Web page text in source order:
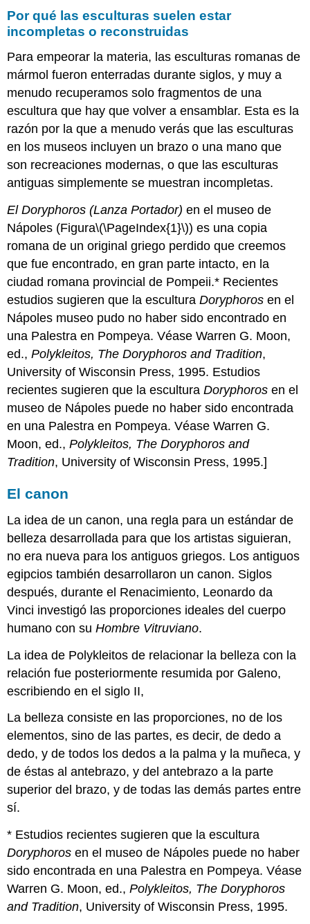
friso
Escultura
frontón
Pintura
en
época
clásica
alta
Pintura
Panel
Pintura
de
Tumba
Alejandro
Magno
Mosaico
Alexander
Por qué las esculturas suelen estar
incompletas o reconstruidas
Para empeorar la materia, las esculturas romanas de
mármol fueron enterradas durante siglos, y muy a
menudo recuperamos solo fragmentos de una
escultura que hay que volver a ensamblar. Esta es la
razón por la que a menudo verás que las esculturas
en los museos incluyen un brazo o una mano que
son recreaciones modernas, o que las esculturas
antiguas simplemente se muestran incompletas.
El Doryphoros (Lanza Portador) en el museo de
Nápoles (Figura\(\PageIndex{1}\)) es una copia
romana de un original griego perdido que creemos
que fue encontrado, en gran parte intacto, en la
ciudad romana provincial de Pompeii.* Recientes
estudios sugieren que la esculturaDoryphoros en el
Nápoles museo pudo no haber sido encontrado en
una Palestra en Pompeya. Véase Warren G. Moon,
ed.,Polykleitos, The Doryphoros and Tradition,
University of Wisconsin Press, 1995. Estudios
recientes sugieren que la esculturaDoryphoros en el
museo de Nápoles puede no haber sido encontrada
en una Palestra en Pompeya. Véase Warren G.
Moon, ed.,Polykleitos, The Doryphoros and
Tradition, University of Wisconsin Press, 1995.]
El canon
La idea de un canon, una regla para un estándar de
belleza desarrollada para que los artistas siguieran,
no era nueva para los antiguos griegos. Los antiguos
egipcios también desarrollaron un canon. Siglos
después, durante el Renacimiento, Leonardo da
Vinci investigó las proporciones ideales del cuerpo
humano con suHombre Vitruviano.
La idea de Polykleitos de relacionar la belleza con la
relación fue posteriormente resumida por Galeno,
escribiendo en el siglo II,
La belleza consiste en las proporciones, no de los
elementos, sino de las partes, es decir, de dedo a
dedo, y de todos los dedos a la palma y la muñeca, y
de éstas al antebrazo, y del antebrazo a la parte
superior del brazo, y de todas las demás partes entre
sí.
* Estudios recientes sugieren que la escultura
Doryphoros en el museo de Nápoles puede no haber
sido encontrada en una Palestra en Pompeya. Véase
Warren G. Moon, ed.,Polykleitos, The Doryphoros
and Tradition, University of Wisconsin Press, 1995.